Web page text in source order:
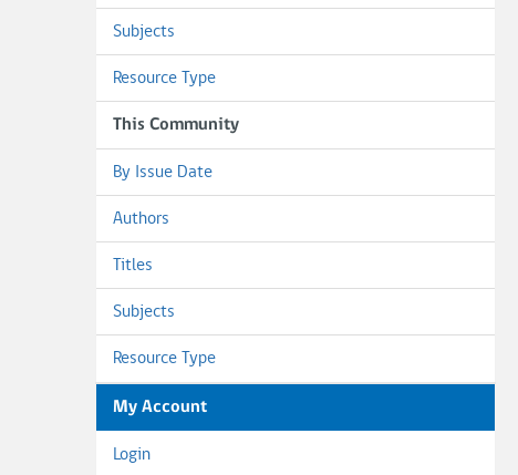
Subjects
Resource Type
This Community
By Issue Date
Authors
Titles
Subjects
Resource Type
My Account
Login